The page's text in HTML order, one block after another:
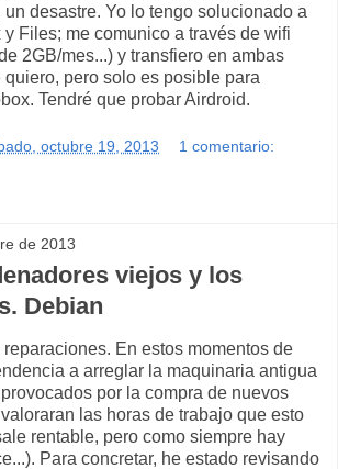
un desastre. Yo lo tengo solucionado a
Files; me comunico a través de wifi
2GB/mes...) y transfiero en ambas
pero solo es posible para
Tendré que probar Airdroid.
octubre 19, 2013 1 comentario:
de 2013
viejos y los
Debian
En estos momentos de
a arreglar la maquinaria antigua
por la compra de nuevos
las horas de trabajo que esto
rentable, pero como siempre hay
Para concretar, he estado revisando